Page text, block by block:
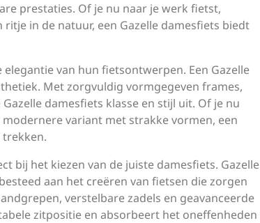
prestaties. Of je nu naar je werk fietst,
in de natuur, een Gazelle damesfiets biedt
van hun fietsontwerpen. Een Gazelle
Met zorgvuldig vormgegeven frames,
damesfiets klasse en stijl uit. Of je nu
variant met strakke vormen, een
bij het kiezen van de juiste damesfiets. Gazelle
aan het creëren van fietsen die zorgen
verstelbare zadels en geavanceerde
zitpositie en absorbeert het oneffenheden